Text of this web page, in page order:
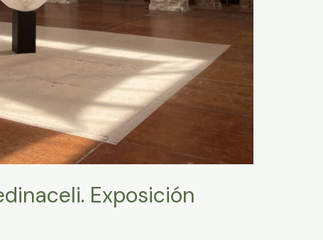
Exposición